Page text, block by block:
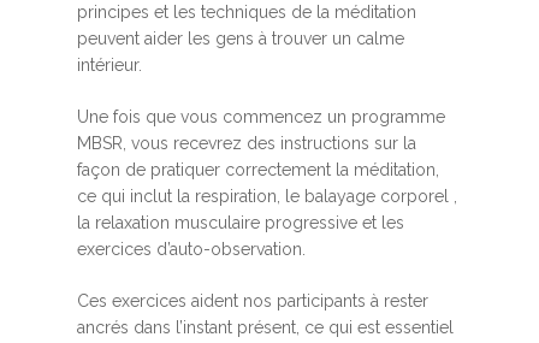
principes et les techniques de la méditation
peuvent aider les gens à trouver un calme
intérieur.
Une fois que vous commencez un programme
MBSR, vous recevrez des instructions sur la
façon de pratiquer correctement la méditation,
ce qui inclut la respiration, le balayage corporel ,
la relaxation musculaire progressive et les
exercices d’auto-observation.
Ces exercices aident nos participants à rester
ancrés dans l’instant présent, ce qui est essentiel